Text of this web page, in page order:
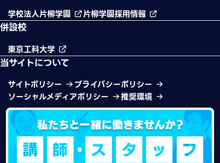
学校法人片柳学園 片柳学園採用情報
併設校
東京工科大学
当サイトについて
サイトポリシー
プライバシーポリシー
ソーシャルメディアポリシー
推奨環境